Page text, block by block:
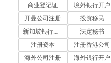
商业登记证
境外银行开户
开曼公司注册
投资移民
新加坡银行开户
法定秘书
注册资本
注册香港公司
海外公司注册
海外银行开户